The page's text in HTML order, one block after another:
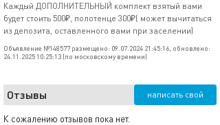
Каждый ДОПОЛНИТЕЛЬНЫЙ комплект взятый вами
будет стоить 500₽, полотенце 300₽( может вычитаться
из депозита, оставленного вами при заселении)
Объявление №148577 размещено: 09.07.2024 21:45:16, обновлено:
24.11.2025 10:25:13 (по московскому времени)
Отзывы написать свой
К сожалению отзывов пока нет.